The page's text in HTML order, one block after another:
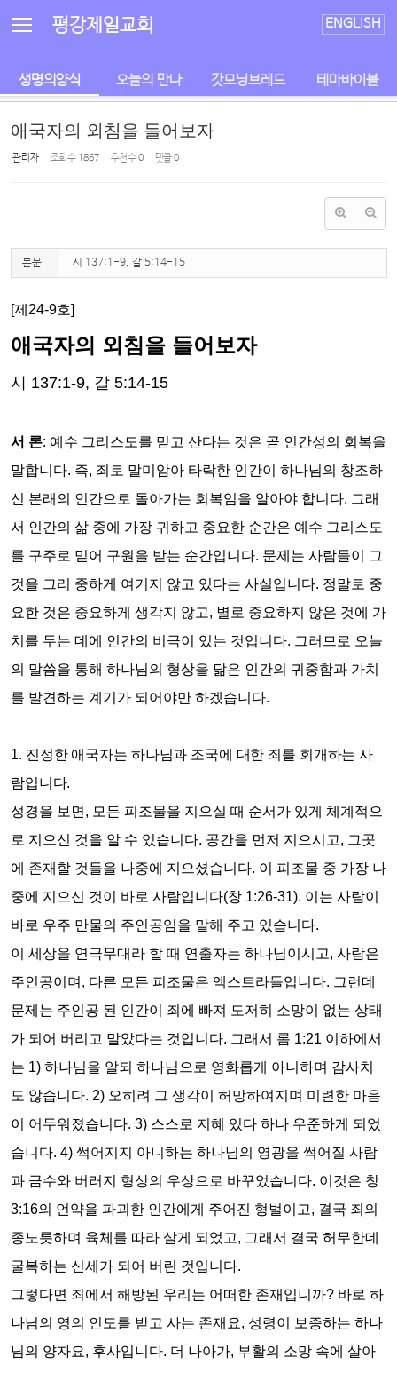
평강제일교회 ENGLISH
생명의양식 오늘의 만나 갓모닝브레드 테마바이블
애국자의 외침을 들어보자
관리자 조회 수 1867 추천 수0 댓글0
본문 시 137:1-9, 갈 5:14-15
[제 24-9호]
애국자의 외침을 들어보자
시 137:1-9, 갈 5:14-15
서 론: 예수 그리스도를 믿고 산다는 것은 곧 인간성의 회복을
말합니다. 즉, 죄로 말미암아 타락한 인간이 하나님의 창조하
신 본래의 인간으로 돌아가는 회복임을 알아야 합니다. 그래
서 인간의 삶 중에 가장 귀하고 중요한 순간은 예수 그리스도
를 구주로 믿어 구원을 받는 순간입니다. 문제는 사람들이 그
것을 그리 중하게 여기지 않고 있다는 사실입니다. 정말로 중
요한 것은 중요하게 생각지 않고, 별로 중요하지 않은 것에 가
치를 두는 데에 인간의 비극이 있는 것입니다. 그러므로 오늘
의 말씀을 통해 하나님의 형상을 닮은 인간의 귀중함과 가치
를 발견하는 계기가 되어야만 하겠습니다.
1. 진정한 애국자는 하나님과 조국에 대한 죄를 회개하는 사
람입니다.
성경을 보면 , 모든 피조물을 지으실 때 순서가 있게 체계적으
로 지으신 것을 알 수 있습니다. 공간을 먼저 지으시고, 그곳
에 존재할 것들을 나중에 지으셨습니다. 이 피조물 중 가장 나
중에 지으신 것이 바로 사람입니다(창 1:26-31). 이는 사람이
바로 우주 만물의 주인공임을 말해 주고 있습니다.
이 세상을 연극무대라 할 때 연출자는 하나님이시고, 사람은
주인공이며 , 다른 모든 피조물은 엑스트라들입니다. 그런데
문제는 주인공 된 인간이 죄에 빠져 도저히 소망이 없는 상태
가 되어 버리고 말았다는 것입니다. 그래서 롬 1:21 이하에서
는 1) 하나님을 알되 하나님으로 영화롭게 아니하며 감사치
도 않습니다. 2) 오히려 그 생각이 허망하여지며 미련한 마음
이 어두워졌습니다. 3) 스스로 지혜 있다 하나 우준하게 되었
습니다. 4) 썩어지지 아니하는 하나님의 영광을 썩어질 사람
과 금수와 버러지 형상의 우상으로 바꾸었습니다. 이것은 창
3:16의 언약을 파괴한 인간에게 주어진 형벌이고, 결국 죄의
종노릇하며 육체를 따라 살게 되었고, 그래서 결국 허무한데
굴복하는 신세가 되어 버린 것입니다.
그렇다면 죄에서 해방된 우리는 어떠한 존재입니까? 바로 하
나님의 영의 인도를 받고 사는 존재요, 성령이 보증하는 하나
님의 양자요, 후사입니다. 더 나아가, 부활의 소망 속에 살아